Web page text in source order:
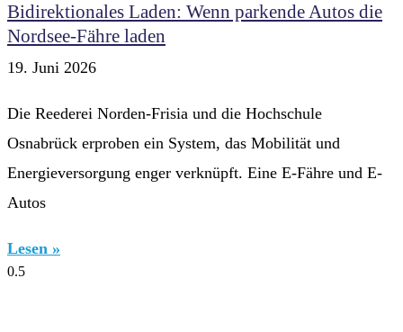
Bidirektionales Laden: Wenn parkende Autos die
Nordsee-Fähre laden
19. Juni 2026
Die Reederei Norden-Frisia und die Hochschule
Osnabrück erproben ein System, das Mobilität und
Energieversorgung enger verknüpft. Eine E-Fähre und E-
Autos
Lesen »